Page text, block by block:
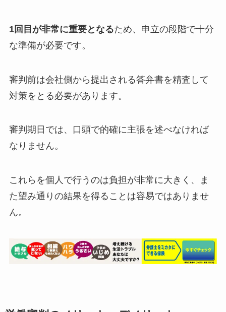
1回目が非常に重要となるため、申立の段階で十分
な準備が必要です。
審判前は会社側から提出される答弁書を精査して
対策をとる必要があります。
審判期日では、口頭で的確に主張を述べなければ
なりません。
これらを個人で行うのは負担が非常に大きく、ま
た望み通りの結果を得ることは容易ではありませ
ん。